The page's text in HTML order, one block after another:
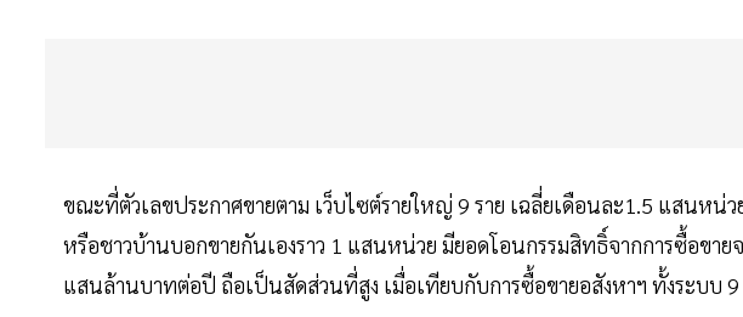
ขณะที่ตัวเลขประกาศขายตาม เว็บไซต์รายใหญ่ 9 ราย เฉลี่ยเดือนละ1.5 แสนหน่
หรือชาวบ้านบอกขายกันเองราว 1 แสนหน่วย มียอดโอนกรรมสิทธิ์จากการซื้อขา
แสนล้านบาทต่อปี ถือเป็นสัดส่วนที่สูง เมื่อเทียบกับการซื้อขายอสังหาฯ ทั้งระบบ